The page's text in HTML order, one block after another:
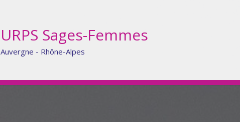
URPS Sages-Femmes
Auvergne - Rhône-Alpes